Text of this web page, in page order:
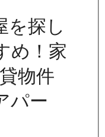
を探し
め！家
物件
パー